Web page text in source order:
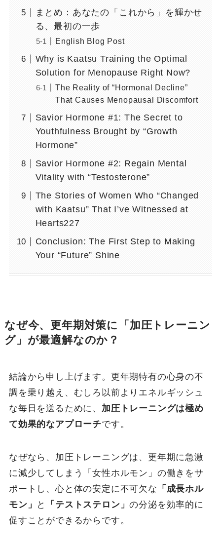
まとめ：あなたの「これから」を輝かせ
る、最初の一歩
English Blog Post
Why is Kaatsu Training the Optimal
Solution for Menopause Right Now?
The Reality of “Hormonal Decline”
That Causes Menopausal Discomfort
Savior Hormone #1: The Secret to
Youthfulness Brought by “Growth
Hormone”
Savior Hormone #2: Regain Mental
Vitality with “Testosterone”
The Stories of Women Who “Changed
with Kaatsu” That I’ve Witnessed at
Hearts227
Conclusion: The First Step to Making
Your “Future” Shine
なぜ今、更年期対策に「加圧トレーニン
グ」が最適解なのか？
結論から申し上げます。更年期特有の心身の不
調を乗り越え、むしろ以前よりエネルギッシュ
な毎日を送るために、 加圧トレーニングは極め
て効果的なアプローチです。
なぜなら、加圧トレーニングは、更年期に急激
に減少してしまう「女性ホルモン」の働きをサ
ポートし、心と体の安定に不可欠な 「成長ホル
モン」
と 「テストステロン」の分泌を効率的に
促すことができるからです。